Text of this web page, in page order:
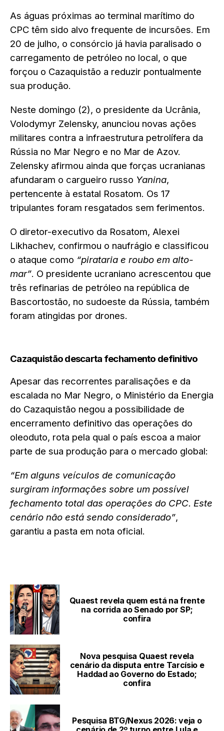
As águas próximas ao terminal marítimo do
CPC têm sido alvo frequente de incursões. Em
20 de julho, o consórcio já havia paralisado o
carregamento de petróleo no local, o que
forçou o Cazaquistão a reduzir pontualmente
sua produção.
Neste domingo (2), o presidente da Ucrânia,
Volodymyr Zelensky, anunciou novas ações
militares contra a infraestrutura petrolífera da
Rússia no Mar Negro e no Mar de Azov.
Zelensky afirmou ainda que forças ucranianas
afundaram o cargueiro russo Yanina,
pertencente à estatal Rosatom. Os 17
tripulantes foram resgatados sem ferimentos.
O diretor-executivo da Rosatom, Alexei
Likhachev, confirmou o naufrágio e classificou
o ataque como “pirataria e roubo em alto-
mar”. O presidente ucraniano acrescentou que
três refinarias de petróleo na república de
Bascortostão, no sudoeste da Rússia, também
foram atingidas por drones.
Cazaquistão descarta fechamento definitivo
Apesar das recorrentes paralisações e da
escalada no Mar Negro, o Ministério da Energia
do Cazaquistão negou a possibilidade de
encerramento definitivo das operações do
oleoduto, rota pela qual o país escoa a maior
parte de sua produção para o mercado global:
“Em alguns veículos de comunicação
surgiram informações sobre um possível
fechamento total das operações do CPC. Este
cenário não está sendo considerado”,
garantiu a pasta em nota oficial.
Quaest revela quem está na frente
na corrida ao Senado por SP;
confira
Nova pesquisa Quaest revela
cenário da disputa entre Tarcísio e
Haddad ao Governo do Estado;
confira
Pesquisa BTG/Nexus 2026: veja o